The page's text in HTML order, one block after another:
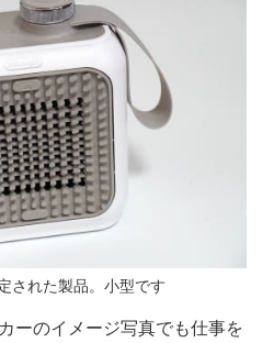
された製品。小型です
ーのイメージ写真でも仕事を